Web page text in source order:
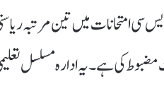
سی امتحانات میں تین مرتبہ
مضبوط کی ہے۔ یہ ادارہ مسلسل